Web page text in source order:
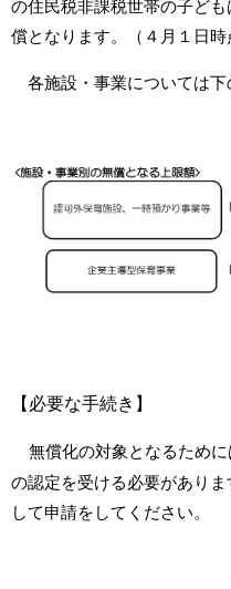
の住民税非課税世帯の子ど
償となります。（４月１日時
各施設・事業については下
【必要な手続き】
無償化の対象となるため
の認定を受ける必要があり
して申請をしてください。